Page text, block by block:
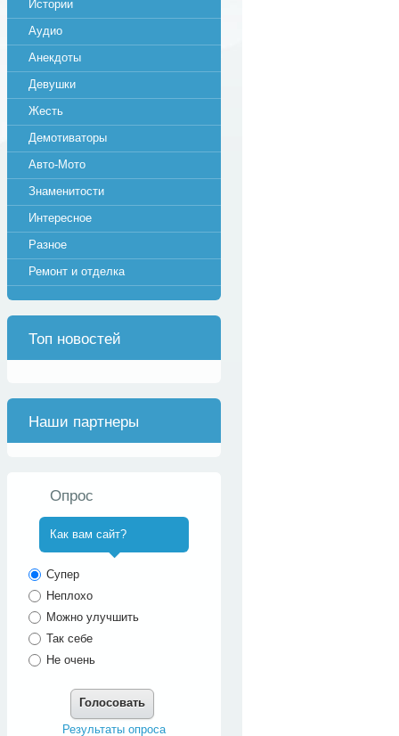
Истории
Аудио
Анекдоты
Девушки
Жесть
Демотиваторы
Авто-Мото
Знаменитости
Интересное
Разное
Ремонт и отделка
Топ новостей
Наши партнеры
Опрос
Как вам сайт?
Супер
Неплохо
Можно улучшить
Так себе
Не очень
Голосовать
Результаты опроса